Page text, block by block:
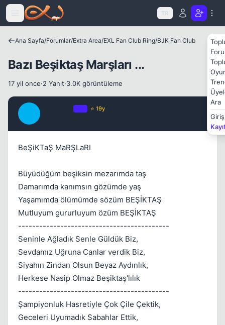
Icerige atla
TR
Ara
Giriş
Ana Sayfa/Forumlar/Extra Area/EXL Fan Club Ring/BJK Fan Club
Bazı Beşiktaş Marşları ...
17 yil once·2 Yanıt·3.0K görüntüleme
⭐ 19y
BeŞiKTaŞ MaRŞLaRI
Büyüdüğüm beşiksin mezarımda taş
Damarımda kanımsın gözümde yaş
Yaşamımda ölümümde sözüm BEŞİKTAŞ
Mutluyum gururluyum özüm BEŞİKTAŞ
-------------------------------------------
Seninle Ağladık Senle Güldük Biz,
Sevdamız Uğruna Canlar verdik Biz,
Siyahın Zindan Olsun Beyaz Aydınlık,
Herkese Nasip Olmaz Beşiktaş'lılık
-------------------------------------------
Şampiyonluk Hasretiyle Çok Çile Çektik,
Geceleri Uyumadık Sabahlar Ettik,
Kapat